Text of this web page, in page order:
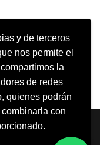
y de terceros
nos permite el
la
de redes
quienes podrán
con
WordPress